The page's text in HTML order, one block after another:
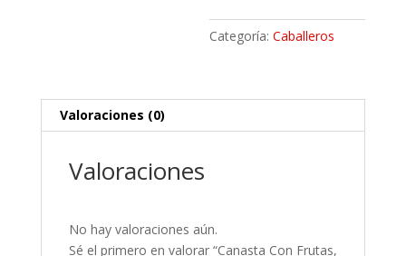
Categoría:Caballeros
Valoraciones (0)
Valoraciones
No hay valoraciones aún.
Sé el primero en valorar “Canasta Con Frutas,